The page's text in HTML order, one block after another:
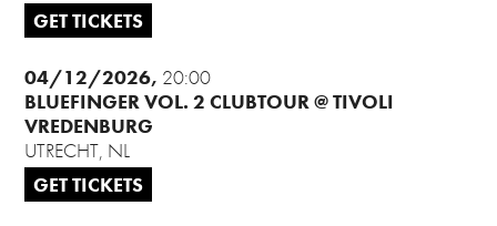
GET TICKETS
04/12/2026 20:00
BLUEFINGER VOL. 2 CLUBTOUR @ TIVOLI
VREDENBURG
UTRECHT, NL
GET TICKETS